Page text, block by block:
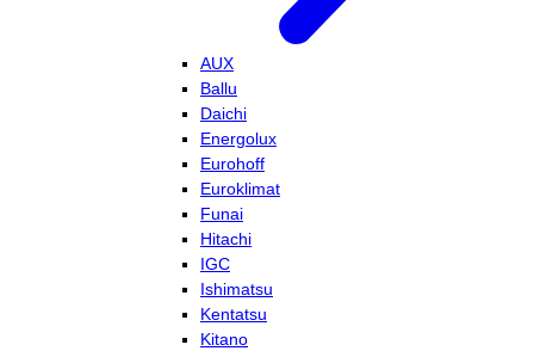
AUX
Ballu
Daichi
Energolux
Eurohoff
Euroklimat
Funai
Hitachi
IGC
Ishimatsu
Kentatsu
Kitano